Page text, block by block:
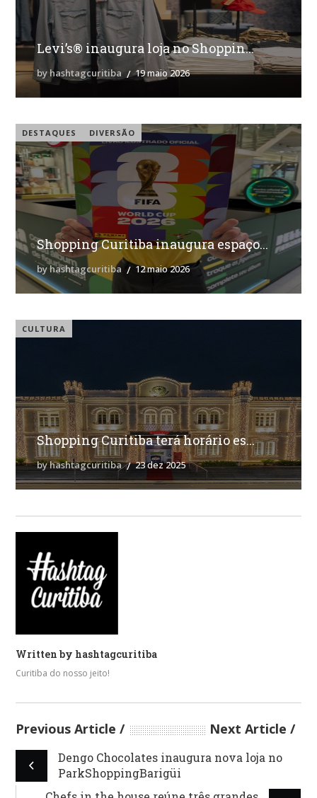
Levi’s® inaugura loja no Shoppin...
by hashtagcuritiba 19 maio 2026
DESTAQUES DIVERSÃO
Shopping Curitiba inaugura espaço...
by hashtagcuritiba 12 maio 2026
CULTURA
Shopping Curitiba terá horário es...
by hashtagcuritiba 23 dez 2025
Written by hashtagcuritiba
Curitiba do nosso jeito!
Previous Article Next Article
Dengo Chocolates inaugura nova loja no
ParkShoppingBarigüi